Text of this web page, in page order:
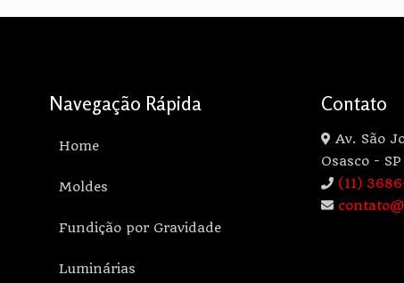
Navegação Rápida
Home
Moldes
Fundição por Gravidade
Luminárias
Contato
Av. São
Osasco -
(11)